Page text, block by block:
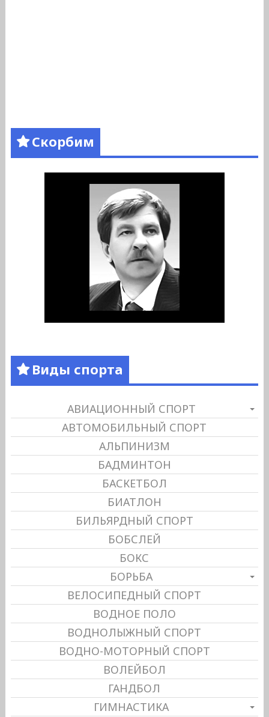
Скорбим
Виды спорта
АВИАЦИОННЫЙ СПОРТ
АВТОМОБИЛЬНЫЙ СПОРТ
АЛЬПИНИЗМ
БАДМИНТОН
БАСКЕТБОЛ
БИАТЛОН
БИЛЬЯРДНЫЙ СПОРТ
БОБСЛЕЙ
БОКС
БОРЬБА
ВЕЛОСИПЕДНЫЙ СПОРТ
ВОДНОЕ ПОЛО
ВОДНОЛЫЖНЫЙ СПОРТ
ВОДНО-МОТОРНЫЙ СПОРТ
ВОЛЕЙБОЛ
ГАНДБОЛ
ГИМНАСТИКА